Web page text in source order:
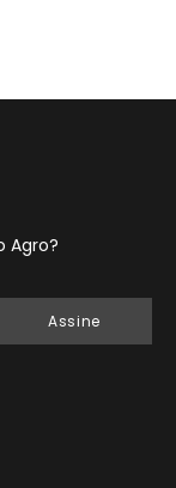
Agro?
Assine